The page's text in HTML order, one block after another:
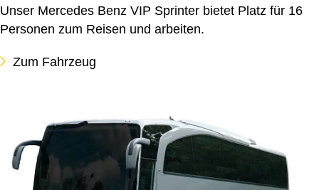
Unser Mercedes Benz VIP Sprinter bietet Platz für 16
Personen zum Reisen und arbeiten.
Zum Fahrzeug